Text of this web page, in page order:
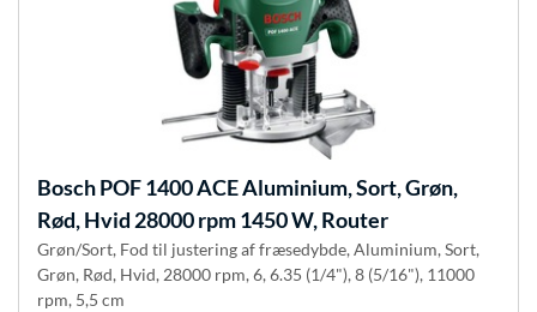
BoschPOF 1400 ACE Aluminium, Sort, Grøn,
Rød, Hvid 28000 rpm 1450 W, Router
Grøn/Sort, Fod til justering af fræsedybde, Aluminium, Sort,
Grøn, Rød, Hvid, 28000 rpm, 6, 6.35 (1/4"), 8 (5/16"), 11000
rpm, 5,5 cm